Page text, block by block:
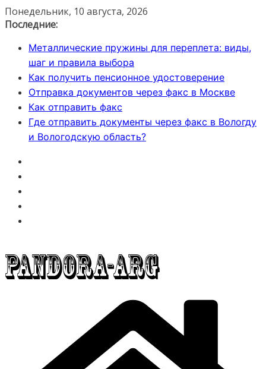
Перейти
к
Понедельник, 10 августа, 2026
Последние:
Металлические пружины для переплета: виды,
шаг и правила выбора
Как получить пенсионное удостоверение
Отправка документов через факс в Москве
Как отправить факс
Где отправить документы через факс в Вологду
и Вологодскую область?